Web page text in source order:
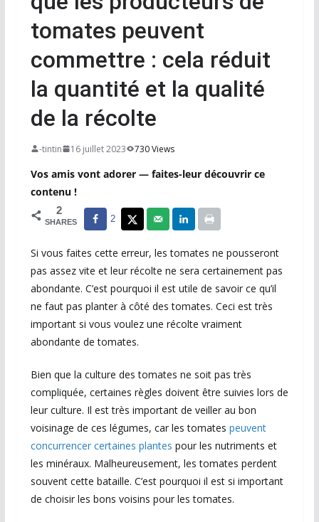
tomates peuvent
commettre : cela réduit
la quantité et la qualité
de la récolte
-tintin 16 juillet 2023 730 Views
Vos amis vont adorer — faites-leur découvrir ce
contenu !
2
SHARES 2
Si vous faites cette erreur, les tomates ne pousseront
pas assez vite et leur récolte ne sera certainement pas
abondante. C’est pourquoi il est utile de savoir ce qu’il
ne faut pas planter à côté des tomates. Ceci est très
important si vous voulez une récolte vraiment
abondante de tomates.
Bien que la culture des tomates ne soit pas très
compliquée, certaines règles doivent être suivies lors de
leur culture. Il est très important de veiller au bon
voisinage de ces légumes, car les tomates peuvent
concurrencer certaines plantes pour les nutriments et
les minéraux. Malheureusement, les tomates perdent
souvent cette bataille. C’est pourquoi il est si important
de choisir les bons voisins pour les tomates.